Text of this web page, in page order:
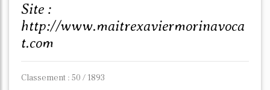
Site :
http://www.maitrexaviermorinavoca
t.com
Classement : 50 / 1893